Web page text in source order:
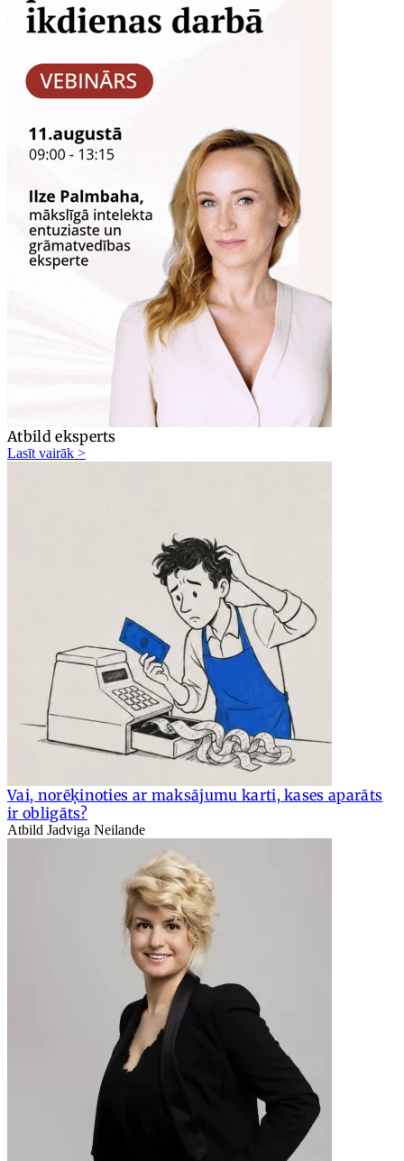
Atbild eksperts
Lasīt vairāk >
Vai, norēķinoties ar maksājumu karti, kases aparāts
ir obligāts?
Atbild Jadviga Neilande